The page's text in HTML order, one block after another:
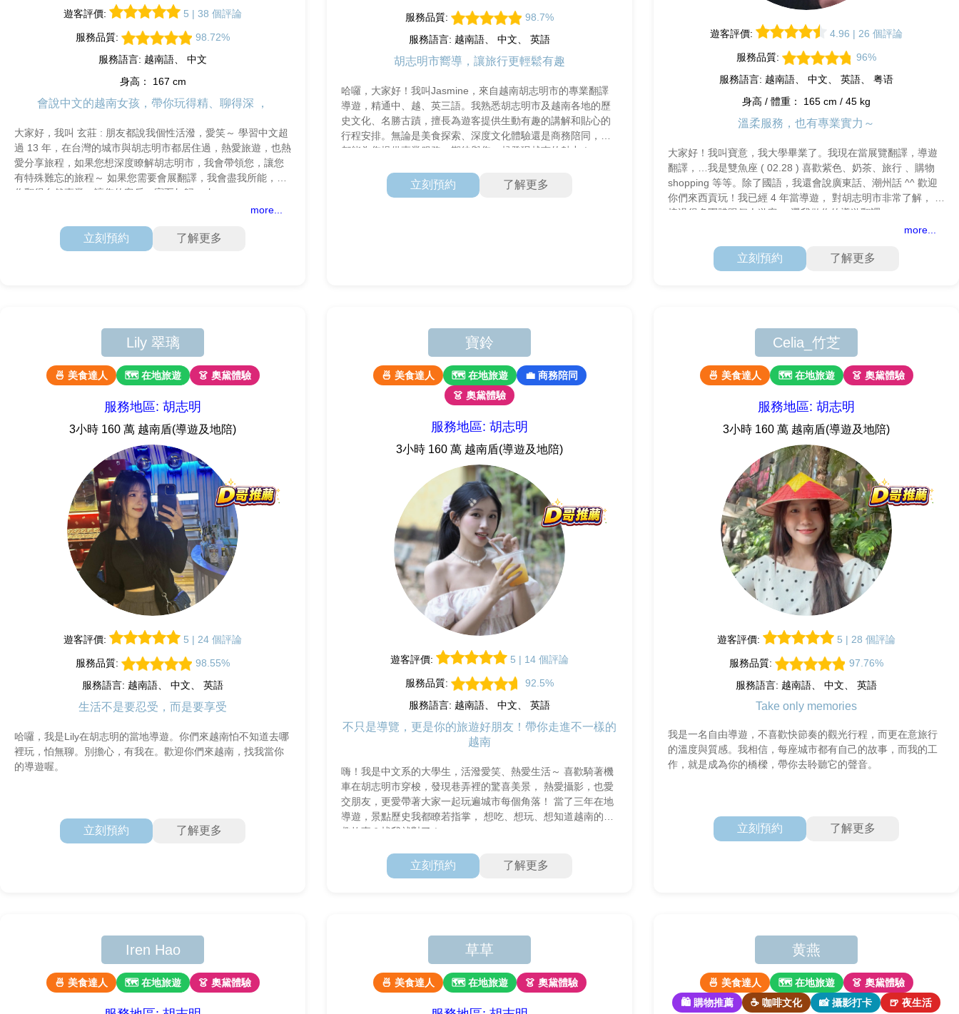
遊客評價: 5 | 38 個評論
服務品質:
98.72%
服務語言: 越南語、 中文
身高： 167 cm
會說中文的越南女孩，帶你玩得精、聊得深 ，
大家好，我叫 玄莊 : 朋友都說我個性活潑，愛笑～ 學習中文超
過 13 年，在台灣的城市與胡志明市都居住過，熱愛旅遊，也熱
愛分享旅程，如果您想深度瞭解胡志明市，我會帶領您，讓您
有特殊難忘的旅程～ 如果您需要會展翻譯，我會盡我所能，幫
你翻得自然專業，讓您的客戶，賓至如歸。 如
more...
立刻預約 了解更多
服務品質:
98.7%
服務語言: 越南語、 中文、 英語
胡志明市嚮導，讓旅行更輕鬆有趣
哈囉，大家好！我叫Jasmine，來自越南胡志明市的專業翻譯
導遊，精通中、越、英三語。我熟悉胡志明市及越南各地的歷
史文化、名勝古蹟，擅長為遊客提供生動有趣的講解和貼心的
行程安排。無論是美食探索、深度文化體驗還是商務陪同，我
都能為您提供專業服務。期待與您一起發現越南的魅力！
立刻預約 了解更多
遊客評價: 4.96 | 26 個評論
服務品質:
96%
服務語言: 越南語、 中文、 英語、 粤语
身高 / 體重： 165 cm / 45 kg
溫柔服務，也有專業實力～
大家好！我叫寶意，我大學畢業了。我現在當展覽翻譯，導遊
翻譯，…我是雙魚座 ( 02.28 ) 喜歡紫色、奶茶、旅行 、購物
shopping 等等。除了國語，我還會說廣東話、潮州話 ^^ 歡迎
你們來西貢玩！我已經 4 年當導遊， 對胡志明市非常了解， 也
接過很多團體跟個人遊客。 選我做你的導遊翻譯，一
more...
立刻預約 了解更多
Lily 翠璃
🍜 美食達人 🗺 在地旅遊 👗 奧黛體驗
服務地區: 胡志明
3小時 160 萬 越南盾(導遊及地陪)
遊客評價: 5 | 24 個評論
服務品質:
98.55%
服務語言: 越南語、 中文、 英語
生活不是要忍受，而是要享受
哈囉，我是Lily在胡志明的當地導遊。你們來越南怕不知道去哪
裡玩，怕無聊。別擔心，有我在。歡迎你們來越南，找我當你
的導遊喔。
立刻預約 了解更多
寶鈴
🍜 美食達人 🗺 在地旅遊
💼 商務陪同
👗 奧黛體驗
服務地區: 胡志明
3小時 160 萬 越南盾(導遊及地陪)
遊客評價: 5 | 14 個評論
服務品質:
92.5%
服務語言: 越南語、 中文、 英語
不只是導覽，更是你的旅遊好朋友！帶你走進不一樣的
越南
嗨！我是中文系的大學生，活潑愛笑、熱愛生活～ 喜歡騎著機
車在胡志明市穿梭，發現巷弄裡的驚喜美景， 熱愛攝影，也愛
交朋友，更愛帶著大家一起玩遍城市每個角落！ 當了三年在地
導遊，景點歷史我都瞭若指掌， 想吃、想玩、想知道越南的有
趣故事？找我就對了！
立刻預約 了解更多
Celia_竹芝
🍜 美食達人 🗺 在地旅遊 👗 奧黛體驗
服務地區: 胡志明
3小時 160 萬 越南盾(導遊及地陪)
遊客評價: 5 | 28 個評論
服務品質:
97.76%
服務語言: 越南語、 中文、 英語
Take only memories
我是一名自由導遊，不喜歡快節奏的觀光行程，而更在意旅行
的溫度與質感。我相信，每座城市都有自己的故事，而我的工
作，就是成為你的橋樑，帶你去聆聽它的聲音。
立刻預約 了解更多
Iren Hao
🍜 美食達人 🗺 在地旅遊 👗 奧黛體驗
草草
🍜 美食達人 🗺 在地旅遊 👗 奧黛體驗
黄燕
🍜 美食達人 🗺 在地旅遊
👗 奧黛體驗
🛍 購物推薦
☕ 咖啡文化 📸 攝影打卡 🍺 夜生活